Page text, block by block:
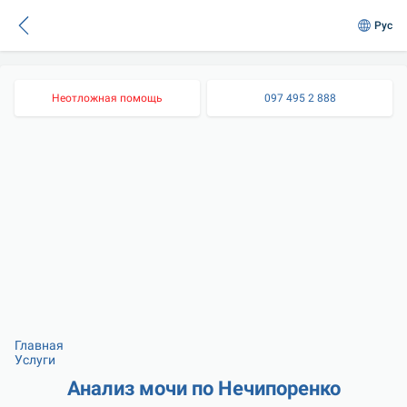
Рус
Неотложная помощь 097 495 2 888
Главная
Услуги
Анализ мочи по Нечипоренко